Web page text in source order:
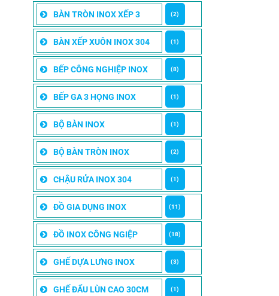
BÀN TRÒN INOX XẾP 3 (2)
BÀN XẾP XUÔN INOX 304 (1)
BẾP CÔNG NGHIỆP INOX (8)
BẾP GA 3 HỌNG INOX (1)
BỘ BÀN INOX (1)
BỘ BÀN TRÒN INOX (2)
CHẬU RỬA INOX 304 (1)
ĐỒ GIA DỤNG INOX (11)
ĐỒ INOX CÔNG NGIỆP (18)
GHẾ DỰA LƯNG INOX (3)
GHẾ ĐẨU LÙN CAO 30CM (1)